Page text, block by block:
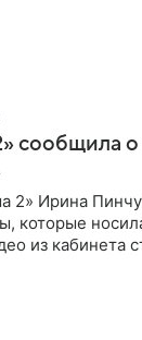
сообщила
2» Ирина
которые
из кабинета